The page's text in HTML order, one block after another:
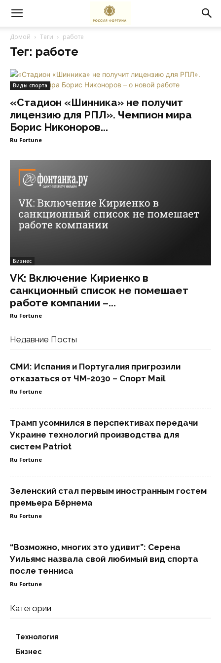
Домой Теги работе
Тег: работе
Виды спорта
«Стадион «Шинника» не получит
лицензию для РПЛ». Чемпион мира
Борис Никоноров...
Ru Fortune
Бизнес
VK: Включение Кириенко в
санкционный список не помешает
работе компании –...
Ru Fortune
Недавние Посты
СМИ: Испания и Португалия пригрозили
отказаться от ЧМ-2030 – Спорт Mail
Ru Fortune
Трамп усомнился в перспективах передачи
Украине технологий производства для
систем Patriot
Ru Fortune
Зеленский стал первым иностранным гостем
премьера Бёрнема
Ru Fortune
“Возможно, многих это удивит”: Серена
Уильямс назвала свой любимый вид спорта
после тенниса
Ru Fortune
Категории
Технология
Бизнес